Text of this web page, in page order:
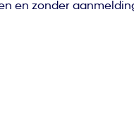
en zonder